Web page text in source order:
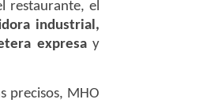
restaurante, el
industrial,
expresay
precisos, MHO